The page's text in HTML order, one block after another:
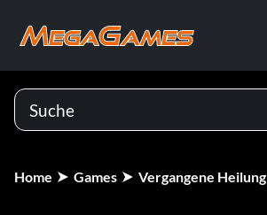
Home Games Vergangene Heilung